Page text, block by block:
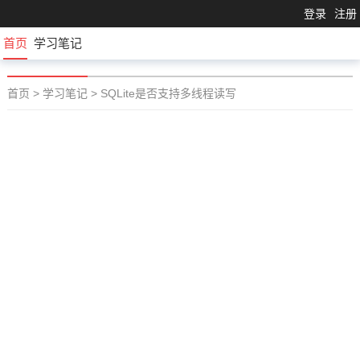
登录 注册
首页 学习笔记
首页 > 学习笔记 > SQLite是否支持多线程读写